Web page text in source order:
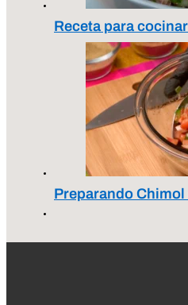
Receta para
Preparando